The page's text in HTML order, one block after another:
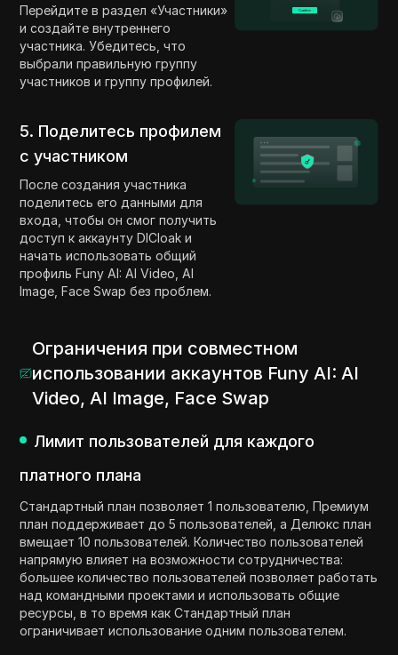
Перейдите в раздел «Участники»
и создайте внутреннего
участника. Убедитесь, что
выбрали правильную группу
участников и группу профилей.
5. Поделитесь профилем
с участником
После создания участника
поделитесь его данными для
входа, чтобы он смог получить
доступ к аккаунту DICloak и
начать использовать общий
профиль Funy AI: AI Video, AI
Image, Face Swap без проблем.
Ограничения при совместном
использовании аккаунтов Funy AI: AI
Video, AI Image, Face Swap
Лимит пользователей для каждого
платного плана
Стандартный план позволяет 1 пользователю, Премиум
план поддерживает до 5 пользователей, а Делюкс план
вмещает 10 пользователей. Количество пользователей
напрямую влияет на возможности сотрудничества:
большее количество пользователей позволяет работать
над командными проектами и использовать общие
ресурсы, в то время как Стандартный план
ограничивает использование одним пользователем.